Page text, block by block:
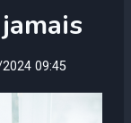
09:45